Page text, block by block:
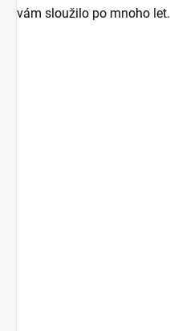
vám sloužilo po mnoho let.